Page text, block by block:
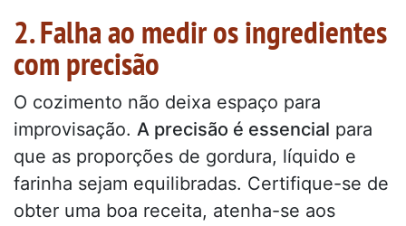
2. Falha ao medir os ingredientes
com precisão
O cozimento não deixa espaço para
improvisação. A precisão é essencial para
que as proporções de gordura, líquido e
farinha sejam equilibradas. Certifique-se de
obter uma boa receita, atenha-se aos